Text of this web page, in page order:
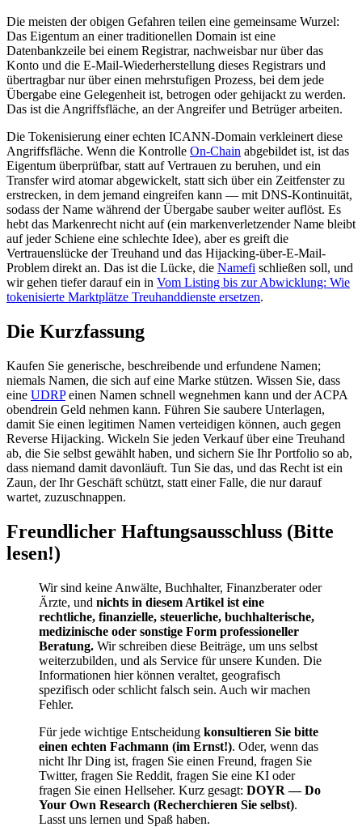
Die meisten der obigen Gefahren teilen eine gemeinsame Wurzel:
Das Eigentum an einer traditionellen Domain ist eine
Datenbankzeile bei einem Registrar, nachweisbar nur über das
Konto und die E-Mail-Wiederherstellung dieses Registrars und
übertragbar nur über einen mehrstufigen Prozess, bei dem jede
Übergabe eine Gelegenheit ist, betrogen oder gehijackt zu werden.
Das ist die Angriffsfläche, an der Angreifer und Betrüger arbeiten.
Die Tokenisierung einer echten ICANN-Domain verkleinert diese
Angriffsfläche. Wenn die Kontrolle On-Chain abgebildet ist, ist das
Eigentum überprüfbar, statt auf Vertrauen zu beruhen, und ein
Transfer wird atomar abgewickelt, statt sich über ein Zeitfenster zu
erstrecken, in dem jemand eingreifen kann — mit DNS-Kontinuität,
sodass der Name während der Übergabe sauber weiter auflöst. Es
hebt das Markenrecht nicht auf (ein markenverletzender Name bleibt
auf jeder Schiene eine schlechte Idee), aber es greift die
Vertrauenslücke der Treuhand und das Hijacking-über-E-Mail-
Problem direkt an. Das ist die Lücke, die Namefi schließen soll, und
wir gehen tiefer darauf ein in Vom Listing bis zur Abwicklung: Wie
tokenisierte Marktplätze Treuhanddienste ersetzen.
Die Kurzfassung
Kaufen Sie generische, beschreibende und erfundene Namen;
niemals Namen, die sich auf eine Marke stützen. Wissen Sie, dass
eine UDRPeinen Namen schnell wegnehmen kann und der ACPA
obendrein Geld nehmen kann. Führen Sie saubere Unterlagen,
damit Sie einen legitimen Namen verteidigen können, auch gegen
Reverse Hijacking. Wickeln Sie jeden Verkauf über eine Treuhand
ab, die Sie selbst gewählt haben, und sichern Sie Ihr Portfolio so ab,
dass niemand damit davonläuft. Tun Sie das, und das Recht ist ein
Zaun, der Ihr Geschäft schützt, statt einer Falle, die nur darauf
wartet, zuzuschnappen.
Freundlicher Haftungsausschluss (Bitte
lesen!)
Wir sind keine Anwälte, Buchhalter, Finanzberater oder
Ärzte, und nichts in diesem Artikel ist eine
rechtliche, finanzielle, steuerliche, buchhalterische,
medizinische oder sonstige Form professioneller
Beratung. Wir schreiben diese Beiträge, um uns selbst
weiterzubilden, und als Service für unsere Kunden. Die
Informationen hier können veraltet, geografisch
spezifisch oder schlicht falsch sein. Auch wir machen
Fehler.
Für jede wichtige Entscheidung konsultieren Sie bitte
einen echten Fachmann (im Ernst!). Oder, wenn das
nicht Ihr Ding ist, fragen Sie einen Freund, fragen Sie
Twitter, fragen Sie Reddit, fragen Sie eine KI oder
fragen Sie einen Hellseher. Kurz gesagt: DOYR — Do
Your Own Research (Recherchieren Sie selbst).
Lasst uns lernen und Spaß haben.